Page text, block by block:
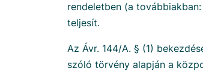
rendeletben (a
teljesít.
Az Ávr. 144/A. § (1)
szóló törvény alapján a